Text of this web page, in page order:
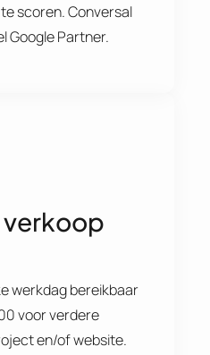
scoren. Conversal
Google Partner.
verkoop
werkdag bereikbaar
voor verdere
en/of website.